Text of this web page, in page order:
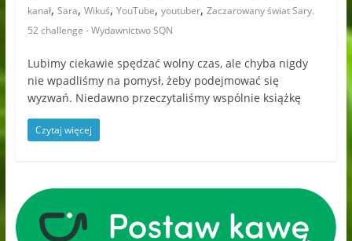
kanał, Sara, Wikuś, YouTube, youtuber, Zaczarowany świat Sary.
52 challenge - Wydawnictwo SQN
Lubimy ciekawie spędzać wolny czas, ale chyba nigdy
nie wpadliśmy na pomysł, żeby podejmować się
wyzwań. Niedawno przeczytaliśmy wspólnie książkę
Czytaj więcej